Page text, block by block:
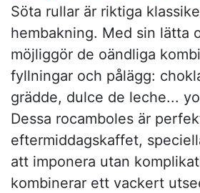
Söta rullar är riktiga
hembakning. Med sin lätta
möjliggör de oändliga
fyllningar och pålägg:
grädde, dulce de leche...
Dessa rocamboles är
eftermiddagskaffet,
att imponera utan
kombinerar ett vackert